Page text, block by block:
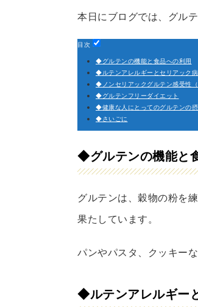
本日にブログでは、グル
目次
◆グルテンの機能と食品への利用
◆ルテンアレルギーとセリアック病
◆ノンセリアックグルテン感受性（
◆グルテンフリーダイエット
◆健康な人にとってのグルテンの
◆さいごに
◆グルテンの機能と
グルテンは、穀物の粉を
果たしています。
パンやパスタ、クッキー
◆ルテンアレルギー